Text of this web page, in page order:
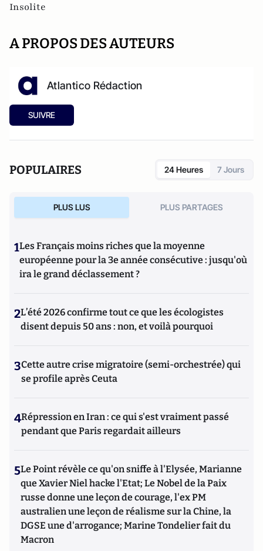
Insolite
A PROPOS DES AUTEURS
Atlantico Rédaction
SUIVRE
POPULAIRES 24 Heures 7 Jours
PLUS LUS PLUS PARTAGES
1Les Français moins riches que la moyenne
européenne pour la 3e année consécutive : jusqu'où
ira le grand déclassement ?
2L’été 2026 confirme tout ce que les écologistes
disent depuis 50 ans : non, et voilà pourquoi
3Cette autre crise migratoire (semi-orchestrée) qui
se profile après Ceuta
4Répression en Iran : ce qui s'est vraiment passé
pendant que Paris regardait ailleurs
5Le Point révèle ce qu'on sniffe à l'Elysée, Marianne
que Xavier Niel hacke l'Etat; Le Nobel de la Paix
russe donne une leçon de courage, l'ex PM
australien une leçon de réalisme sur la Chine, la
DGSE une d'arrogance; Marine Tondelier fait du
Macron